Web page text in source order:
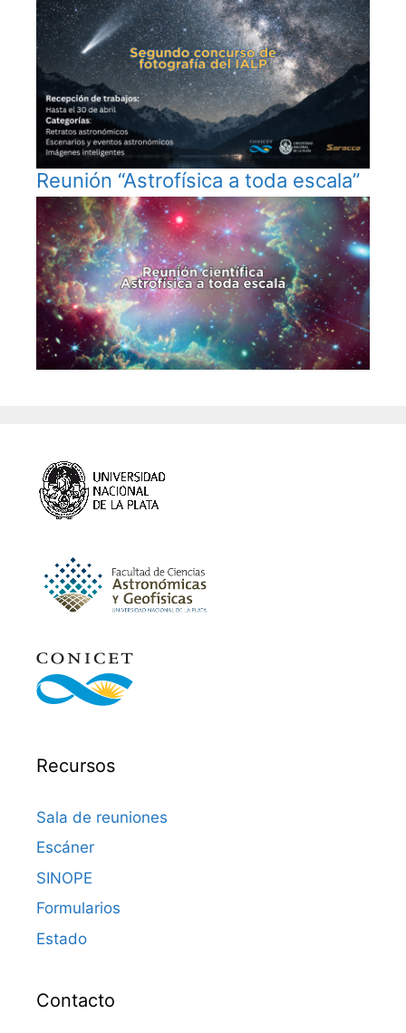
Reunión “Astrofísica a toda escala”
Recursos
Sala de reuniones
Escáner
SINOPE
Formularios
Estado
Contacto